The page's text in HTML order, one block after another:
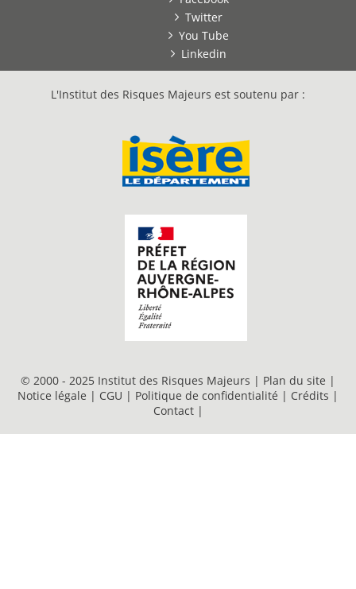
Twitter
You Tube
Linkedin
L'Institut des Risques Majeurs est soutenu par :
© 2000 - 2025 Institut des Risques Majeurs | Plan du site |
Notice légale | CGU | Politique de confidentialité | Crédits |
Contact |